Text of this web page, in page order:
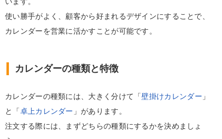
使い勝手がよく、顧客から好まれるデザインにすることで、
カレンダーを営業に活かすことが可能です。
カレンダーの種類と特徴
カレンダーの種類には、大きく分けて「壁掛けカレンダー 」
と「卓上カレンダー 」があります。
注文する際には、まずどちらの種類にするかを決めましょ